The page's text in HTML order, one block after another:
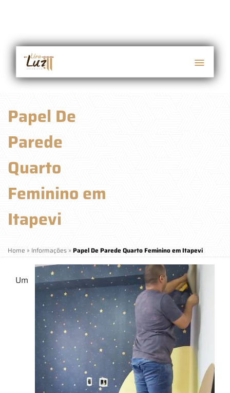
Papel De
Parede
Quarto
Feminino em
Itapevi
Home » Informações » Papel De Parede Quarto Feminino em Itapevi
Um